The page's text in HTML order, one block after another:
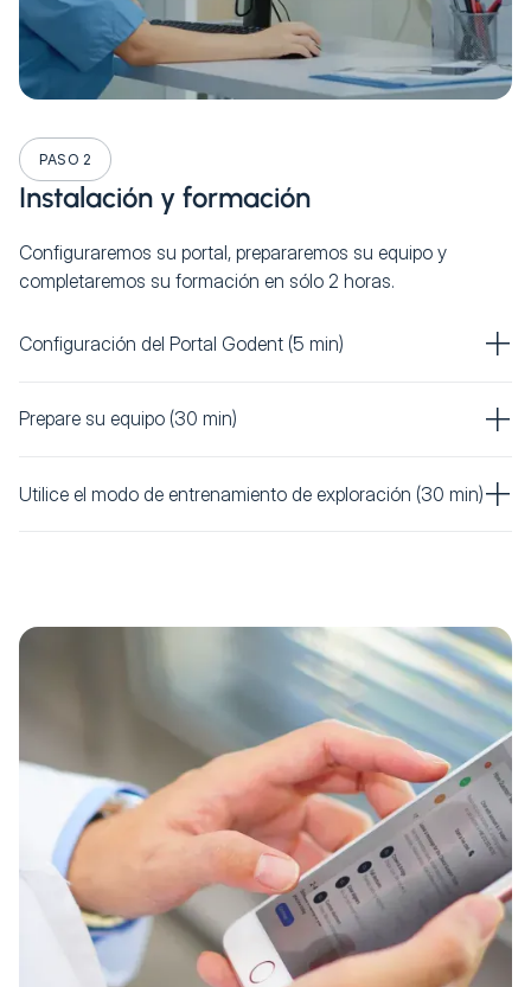
PASO 2
Instalación y formación
Configuraremos su portal, prepararemos su equipo y
completaremos su formación en sólo 2 horas.
Configuración del Portal Godent (5 min)
Prepare su equipo (30 min)
Utilice el modo de entrenamiento de exploración (30 min)